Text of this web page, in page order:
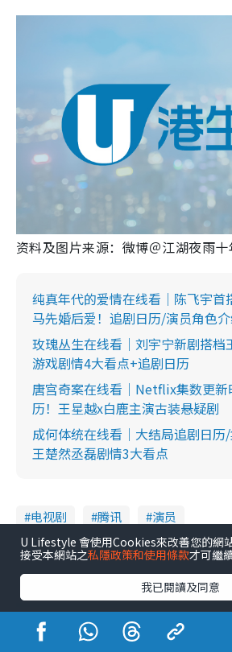
资料及图片来源：微博＠江湖夜雨十
纯真年代的爱情在线看｜陈飞宇首
马先婚后爱！追剧日历/演员角色
玫瑰丛生在线看｜刘宇宁新剧搭档
游戏剧情4大看点+追剧日历
唐宫奇案在线看｜Netflix集数更新
历！王星越x白鹿主演古装悬疑剧
成何体统在线看｜大结局追剧日历/
王楚然丞磊剧情3大看点
电视剧 腾讯 演员
港生活人气娱乐
1
U Lifestyle 會使用Cookies來改善您的網
接受本網站之私隱政策和使用條款才可繼
我已閱讀及同意